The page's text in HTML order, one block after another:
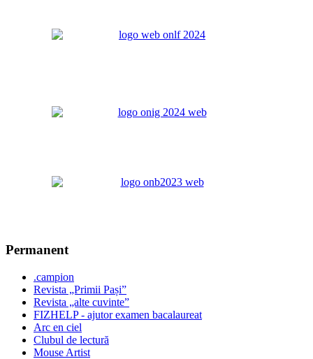
Permanent
.campion
Revista „Primii Pași”
Revista „alte cuvinte”
FIZHELP - ajutor examen bacalaureat
Arc en ciel
Clubul de lectură
Mouse Artist